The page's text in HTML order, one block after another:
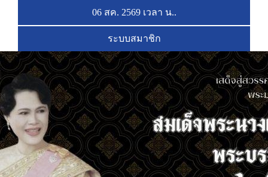
06 สค. 2569 เวลา น..
ระบบสมาชิก